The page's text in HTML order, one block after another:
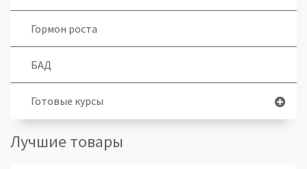
Гормон роста
БАД
Готовые курсы
Лучшие товары